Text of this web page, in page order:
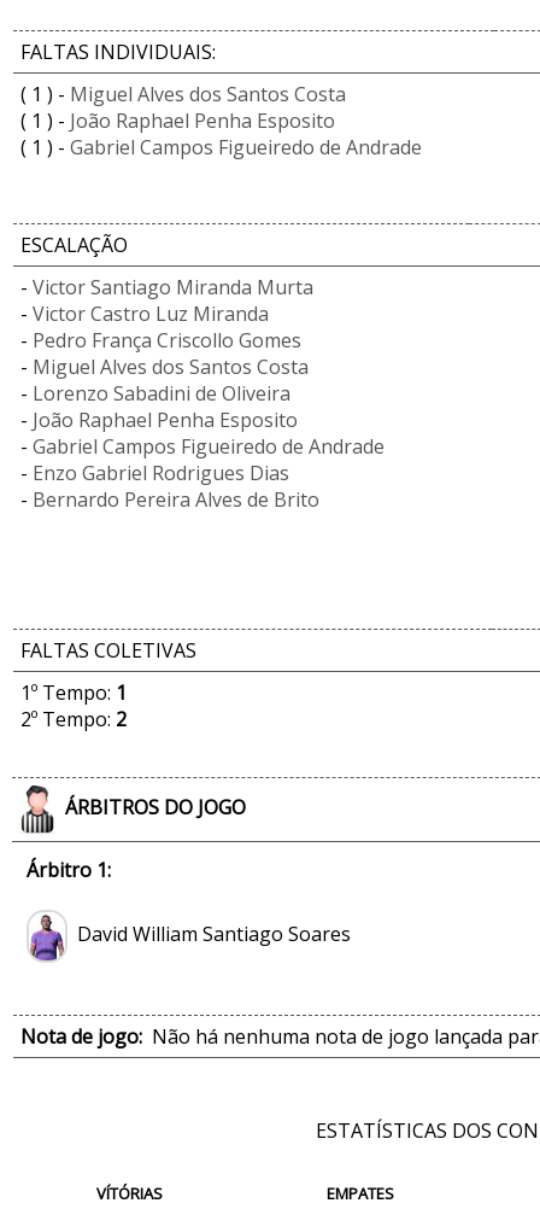
FALTAS INDIVIDUAIS:
( 1 ) - Miguel Alves dos Santos Costa
( 1 ) - João Raphael Penha Esposito
( 1 ) - Gabriel Campos Figueiredo de Andrade
ESCALAÇÃO
- Victor Santiago Miranda Murta
- Victor Castro Luz Miranda
- Pedro França Criscollo Gomes
- Miguel Alves dos Santos Costa
- Lorenzo Sabadini de Oliveira
- João Raphael Penha Esposito
- Gabriel Campos Figueiredo de Andrade
- Enzo Gabriel Rodrigues Dias
- Bernardo Pereira Alves de Brito
FALTAS COLETIVAS
1º Tempo: 1
2º Tempo: 2
ÁRBITROS DO JOGO
Árbitro 1:
David William Santiago Soares
Nota de jogo: Não há nenhuma nota de jogo lançada
ESTATÍSTICAS DOS
VÍTÓRIAS EMPATES